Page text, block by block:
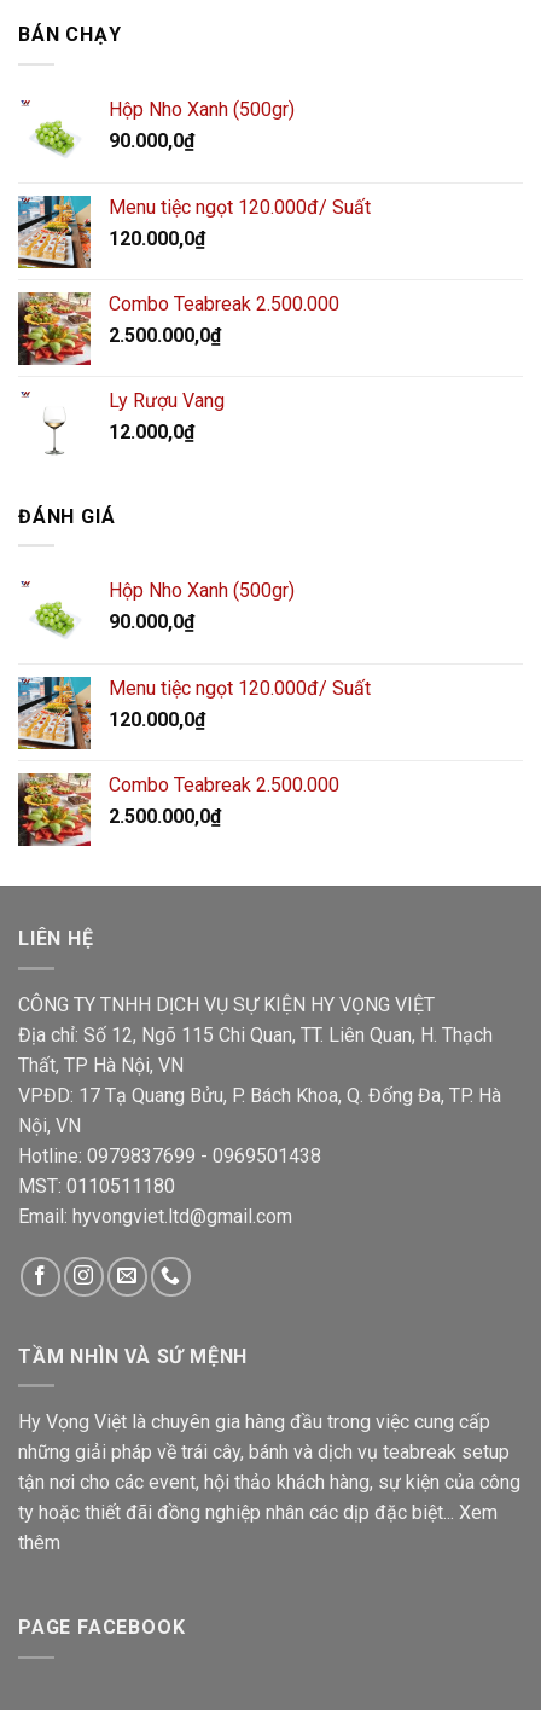
BÁN CHẠY
Hộp Nho Xanh (500gr)
90.000,0₫
Menu tiệc ngọt 120.000đ/ Suất
120.000,0₫
Combo Teabreak 2.500.000
2.500.000,0₫
Ly Rượu Vang
12.000,0₫
ĐÁNH GIÁ
Hộp Nho Xanh (500gr)
90.000,0₫
Menu tiệc ngọt 120.000đ/ Suất
120.000,0₫
Combo Teabreak 2.500.000
2.500.000,0₫
LIÊN HỆ
CÔNG TY TNHH DỊCH VỤ SỰ KIỆN HY VỌNG VIỆT
Địa chỉ: Số 12, Ngõ 115 Chi Quan, TT. Liên Quan, H. Thạch
Thất, TP Hà Nội, VN
VPĐD: 17 Tạ Quang Bửu, P. Bách Khoa, Q. Đống Đa, TP. Hà
Nội, VN
Hotline: 0979837699 - 0969501438
MST: 0110511180
Email: hyvongviet.ltd@gmail.com
TẦM NHÌN VÀ SỨ MỆNH
Hy Vọng Việt là chuyên gia hàng đầu trong việc cung cấp
những giải pháp về trái cây, bánh và dịch vụ teabreak setup
tận nơi cho các event, hội thảo khách hàng, sự kiện của công
ty hoặc thiết đãi đồng nghiệp nhân các dịp đặc biệt... Xem
thêm
PAGE FACEBOOK